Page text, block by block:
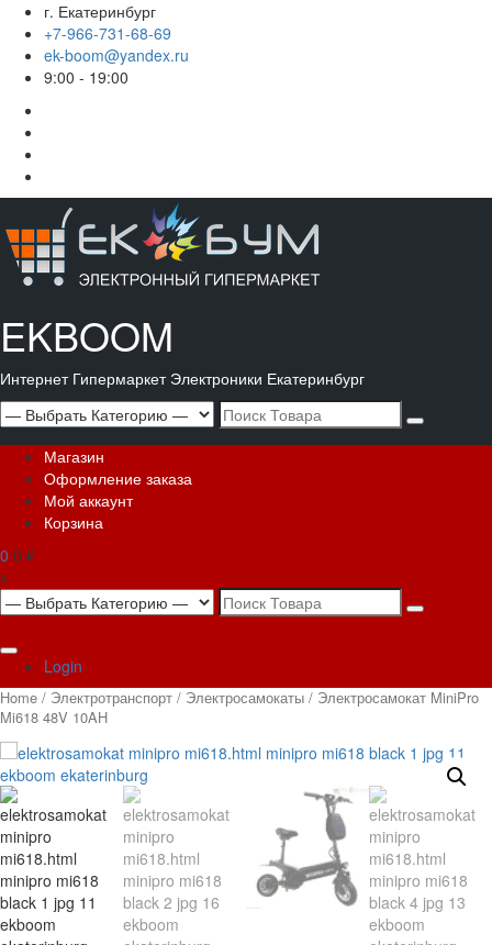
Перейти
содержимому
г. Екатеринбург
+7-966-731-68-69
ek-boom@yandex.ru
9:00 - 19:00
заказа
EKBOOM
Интернет Гипермаркет Электроники Екатеринбург
Search
for:
Основное
меню
Магазин
Оформление заказа
Мой аккаунт
Корзина
0 0 ₽
x
Search
for:
Login
Home / Электротранспорт / Электросамокаты / Электросамокат MiniPro
Mi618 48V 10AH